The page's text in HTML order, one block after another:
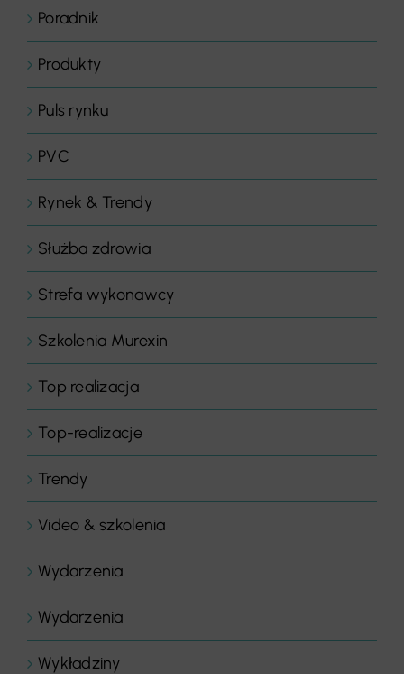
Poradnik
Produkty
Puls rynku
PVC
Rynek & Trendy
Służba zdrowia
Strefa wykonawcy
Szkolenia Murexin
Top realizacja
Top-realizacje
Trendy
Video & szkolenia
Wydarzenia
Wydarzenia
Wykładziny